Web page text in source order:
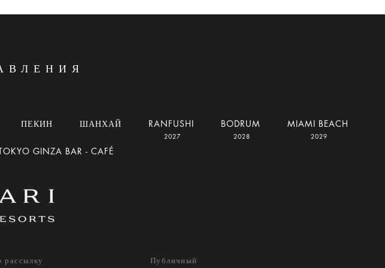
ПЕКИН ШАНХАЙ RANFUSHI
2027
BODRUM
2028
MIAMI BEACH
2029
GINZA BAR - CAFÉ
рассылку Публичный